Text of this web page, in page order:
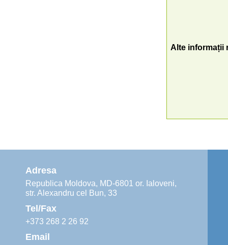
Alte informații
Adresa
Republica Moldova, MD-6801 or. Ialoveni,
str. Alexandru cel Bun, 33
Tel/Fax
+373 268 2 26 92
Email